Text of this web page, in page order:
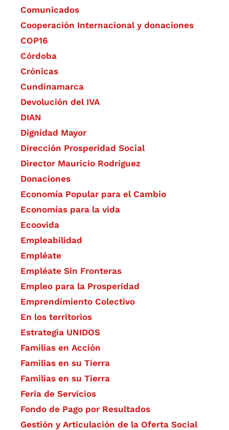
Comunicados
Cooperación Internacional y donaciones
COP16
Córdoba
Crónicas
Cundinamarca
Devolución del IVA
DIAN
Dignidad Mayor
Dirección Prosperidad Social
Director Mauricio Rodríguez
Donaciones
Economía Popular para el Cambio
Economías para la vida
Ecoovida
Empleabilidad
Empléate
Empléate Sin Fronteras
Empleo para la Prosperidad
Emprendimiento Colectivo
En los territorios
Estrategia UNIDOS
Familias en Acción
Familias en su Tierra
Familias en su Tierra
Feria de Servicios
Fondo de Pago por Resultados
Gestión y Articulación de la Oferta Social